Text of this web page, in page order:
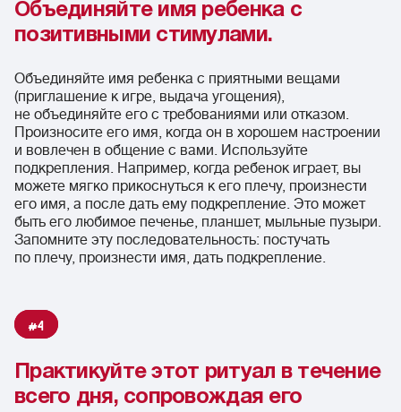
Объединяйте имя ребенка с
позитивными стимулами.
Объединяйте имя ребенка с приятными вещами
(приглашение к игре, выдача угощения),
не объединяйте его с требованиями или отказом.
Произносите его имя, когда он в хорошем настроении
и вовлечен в общение с вами. Используйте
подкрепления. Например, когда ребенок играет, вы
можете мягко прикоснуться к его плечу, произнести
его имя, а после дать ему подкрепление. Это может
быть его любимое печенье, планшет, мыльные пузыри.
Запомните эту последовательность: постучать
по плечу, произнести имя, дать подкрепление.
4
Практикуйте этот ритуал в течение
всего дня, сопровождая его